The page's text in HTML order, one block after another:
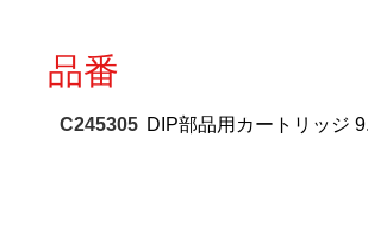
品番
C245305 DIP部品用カートリッジ